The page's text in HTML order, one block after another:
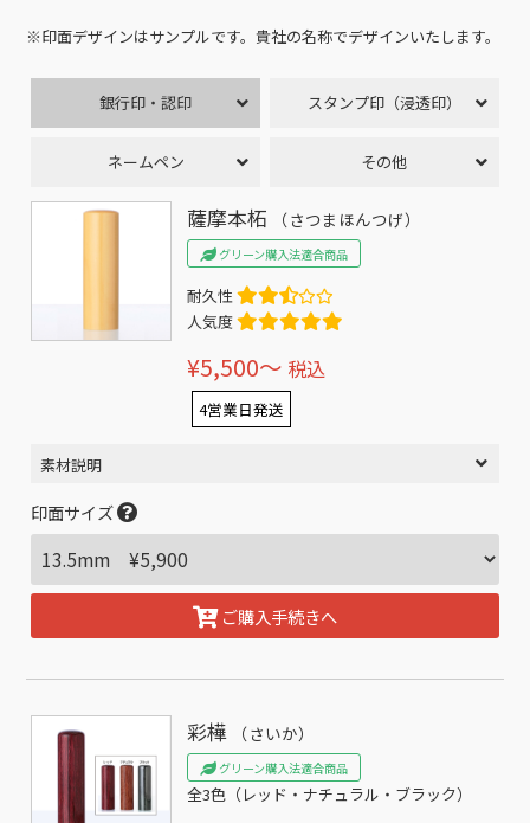
※印面デザインはサンプルです。貴社の名称でデザインいたします。
銀行印・認印 スタンプ印（浸透印）
ネームペン その他
薩摩本柘 （さつまほんつげ）
グリーン購入法適合商品
耐久性
人気度
¥5,500〜 税込
4営業日発送
素材説明
印面サイズ
ご購入手続きへ
彩樺 （さいか）
グリーン購入法適合商品
全3色（レッド・ナチュラル・ブラック）